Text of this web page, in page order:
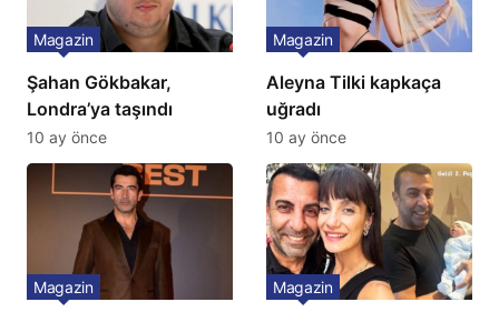
Şahan Gökbakar,
Londra’ya taşındı
Magazin
10 ay önce
Aleyna Tilki kapkaça
uğradı
Magazin
10 ay önce
Magazin Magazin